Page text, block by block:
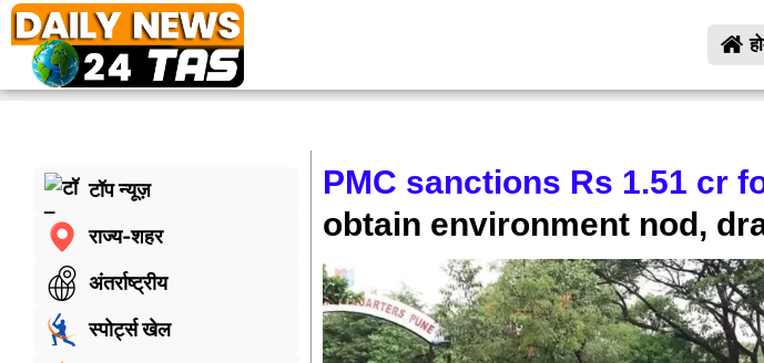
टॉप न्यूज़
राज्य-शहर
अंतर्राष्ट्रीय
स्पोर्ट्स खेल
PMC sanctions Rs 1.51 cr
obtain environment nod,